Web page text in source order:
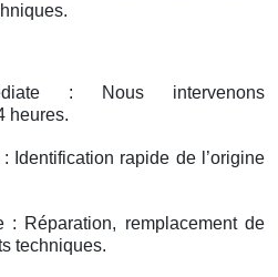
: Nous intervenons
heures.
Identification rapide de l’origine
: Réparation, remplacement de
techniques.